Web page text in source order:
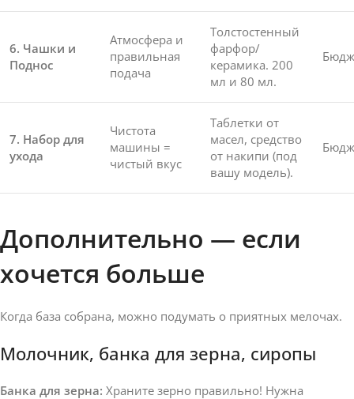
6. Чашки и
Поднос
Атмосфера и
правильная
подача
Толстостенный
фарфор/
керамика. 200
мл и 80 мл.
7. Набор для
ухода
Чистота
машины =
чистый вкус
Таблетки от
масел, средство
от накипи (под
вашу модель).
Дополнительно — если
хочется больше
Когда база собрана, можно подумать о приятных мелочах.
Молочник, банка для зерна, сиропы
Банка для зерна: Храните зерно правильно! Нужна